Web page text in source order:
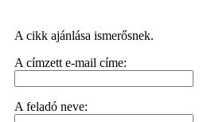
A cikk ajánlása ismerősnek.
A címzett e-mail címe:
A feladó neve: